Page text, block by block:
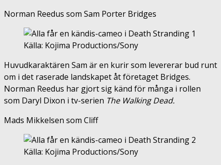
Norman Reedus som Sam Porter Bridges
Källa: Kojima Productions/Sony
Huvudkaraktären Sam är en kurir som levererar bud runt
om i det raserade landskapet åt företaget Bridges.
Norman Reedus har gjort sig känd för många i rollen
som Daryl Dixon i tv-serien The Walking Dead.
Mads Mikkelsen som Cliff
Källa: Kojima Productions/Sony